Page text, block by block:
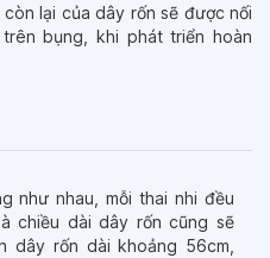
lại của dây rốn sẽ được nối
bụng, khi phát triển hoàn
như nhau, mỗi thai nhi đều
chiều dài dây rốn cũng sẽ
dây rốn dài khoảng 56cm,